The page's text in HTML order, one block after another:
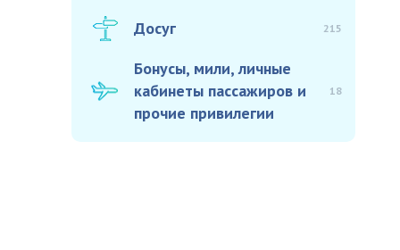
Досуг 215
Бонусы, мили, личные
кабинеты пассажиров и
прочие привилегии
18